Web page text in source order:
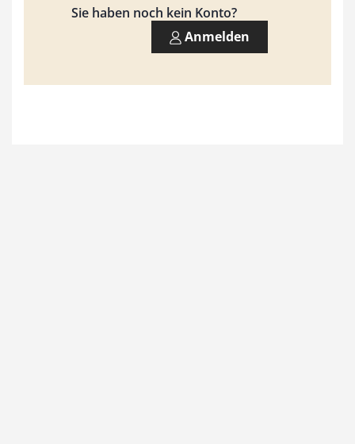
9
0
Sie haben noch kein Konto?
Anmelden